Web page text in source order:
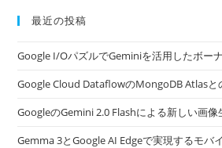
最近の投稿
Google I/OパズルでGeminiを活用したボー
Google Cloud DataflowのMongoDB Atlasと
GoogleのGemini 2.0 Flashによる新しい画
Gemma 3とGoogle AI Edgeで実現するモバ